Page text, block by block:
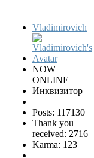
Vladimirovich
NOW
ONLINE
Инквизитор
Posts: 117130
Thank you
received: 2716
Karma: 123